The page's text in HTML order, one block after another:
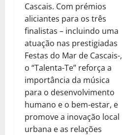
Cascais. Com prémios
aliciantes para os três
finalistas – incluindo uma
atuação nas prestigiadas
Festas do Mar de Cascais-,
o “Talenta-Te” reforça a
importância da música
para o desenvolvimento
humano e o bem-estar, e
promove a inovação local
urbana e as relações